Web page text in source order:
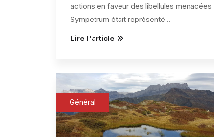
actions en faveur des libellules menacées
Sympetrum était représenté...
Lire l'article
Général